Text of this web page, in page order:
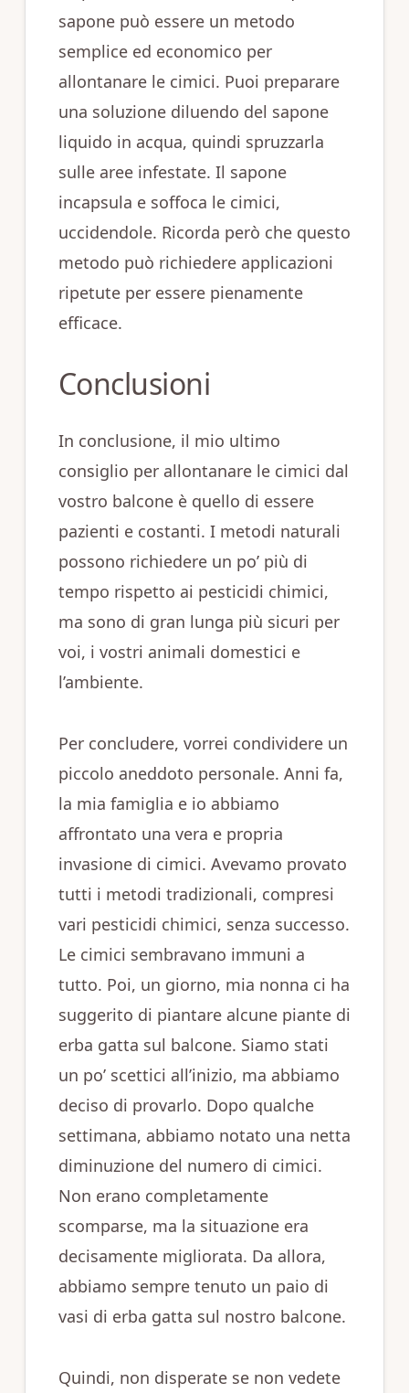
sapone può essere un metodo
semplice ed economico per
allontanare le cimici. Puoi preparare
una soluzione diluendo del sapone
liquido in acqua, quindi spruzzarla
sulle aree infestate. Il sapone
incapsula e soffoca le cimici,
uccidendole. Ricorda però che questo
metodo può richiedere applicazioni
ripetute per essere pienamente
efficace.
Conclusioni
In conclusione, il mio ultimo
consiglio per allontanare le cimici dal
vostro balcone è quello di essere
pazienti e costanti. I metodi naturali
possono richiedere un po’ più di
tempo rispetto ai pesticidi chimici,
ma sono di gran lunga più sicuri per
voi, i vostri animali domestici e
l’ambiente.
Per concludere, vorrei condividere un
piccolo aneddoto personale. Anni fa,
la mia famiglia e io abbiamo
affrontato una vera e propria
invasione di cimici. Avevamo provato
tutti i metodi tradizionali, compresi
vari pesticidi chimici, senza successo.
Le cimici sembravano immuni a
tutto. Poi, un giorno, mia nonna ci ha
suggerito di piantare alcune piante di
erba gatta sul balcone. Siamo stati
un po’ scettici all’inizio, ma abbiamo
deciso di provarlo. Dopo qualche
settimana, abbiamo notato una netta
diminuzione del numero di cimici.
Non erano completamente
scomparse, ma la situazione era
decisamente migliorata. Da allora,
abbiamo sempre tenuto un paio di
vasi di erba gatta sul nostro balcone.
Quindi, non disperate se non vedete